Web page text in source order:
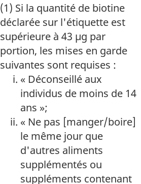
(1) Si la quantité de biotine
déclarée sur l'étiquette est
supérieure à 43 µg par
portion, les mises en garde
suivantes sont requises :
« Déconseillé aux
individus de moins de 14
ans »;
« Ne pas [manger/boire]
le même jour que
d'autres aliments
supplémentés ou
suppléments contenant